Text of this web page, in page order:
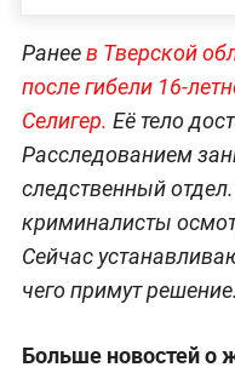
Ранеев Тверской
после гибели 16-
Селигер. Её тело
Расследованием
следственный
криминалисты
Сейчас
чего примут решение.
Больше новостей о